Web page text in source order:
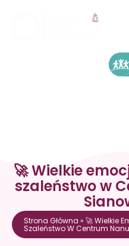
🚀 Wielkie
szaleństwo w
Strona Główna » 🚀 Wielkie
Szaleństwo W Centrum